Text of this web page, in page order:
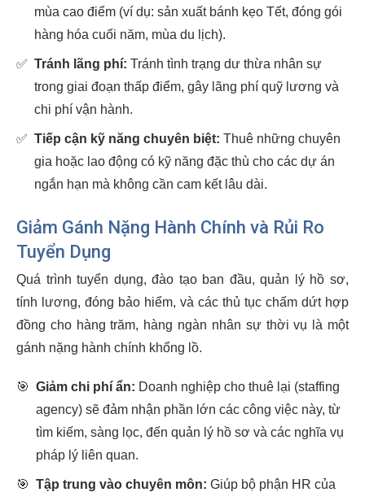
mùa cao điểm (ví dụ: sản xuất bánh kẹo Tết, đóng gói
hàng hóa cuối năm, mùa du lịch).
✅ Tránh lãng phí: Tránh tình trạng dư thừa nhân sự
trong giai đoạn thấp điểm, gây lãng phí quỹ lương và
chi phí vận hành.
✅ Tiếp cận kỹ năng chuyên biệt: Thuê những chuyên
gia hoặc lao động có kỹ năng đặc thù cho các dự án
ngắn hạn mà không cần cam kết lâu dài.
Giảm Gánh Nặng Hành Chính và Rủi Ro
Tuyển Dụng
Quá trình tuyển dụng, đào tạo ban đầu, quản lý hồ sơ,
tính lương, đóng bảo hiểm, và các thủ tục chấm dứt hợp
đồng cho hàng trăm, hàng ngàn nhân sự thời vụ là một
gánh nặng hành chính khổng lồ.
🎯 Giảm chi phí ẩn: Doanh nghiệp cho thuê lại (staffing
agency) sẽ đảm nhận phần lớn các công việc này, từ
tìm kiếm, sàng lọc, đến quản lý hồ sơ và các nghĩa vụ
pháp lý liên quan.
🎯 Tập trung vào chuyên môn: Giúp bộ phận HR của